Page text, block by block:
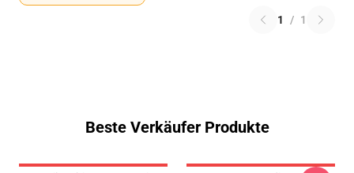
1 / 1
Beste Verkäufer Produkte